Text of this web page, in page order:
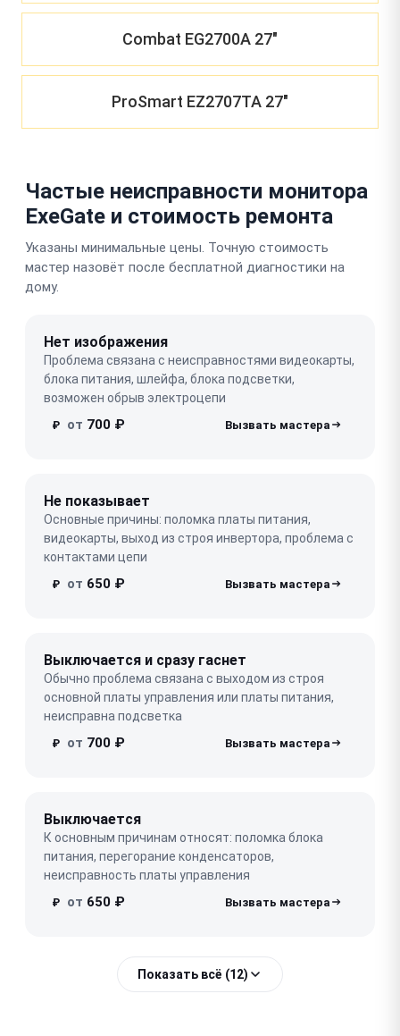
Combat EG2700A 27"
ProSmart EZ2707TA 27"
Частые неисправности монитора
ExeGate и стоимость ремонта
Указаны минимальные цены. Точную стоимость
мастер назовёт после бесплатной диагностики на
дому.
Нет изображения
Проблема связана с неисправностями видеокарты,
блока питания, шлейфа, блока подсветки,
возможен обрыв электроцепи
₽ от 700 ₽
Не показывает
Основные причины: поломка платы питания,
видеокарты, выход из строя инвертора, проблема с
контактами цепи
₽ от 650 ₽
Выключается и сразу гаснет
Обычно проблема связана с выходом из строя
основной платы управления или платы питания,
неисправна подсветка
₽ от 700 ₽
Выключается
К основным причинам относят: поломка блока
питания, перегорание конденсаторов,
неисправность платы управления
₽ от 650 ₽
Показать всё (12)